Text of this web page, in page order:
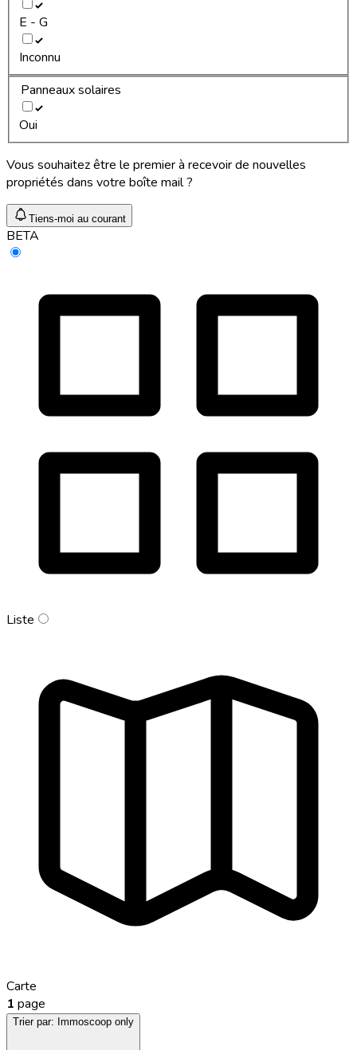
E - G
Inconnu
Panneaux solaires
Oui
Vous souhaitez être le premier à recevoir de nouvelles
propriétés dans votre boîte mail ?
Tiens-moi au courant
BETA
Liste
Carte
1 page
Trier par: Immoscoop only